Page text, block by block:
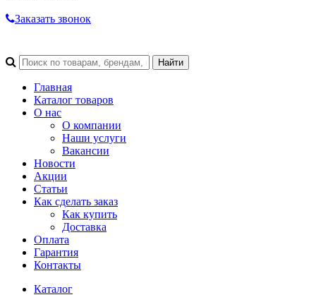
Заказать звонок
Главная
Каталог товаров
О нас
О компании
Наши услуги
Вакансии
Новости
Акции
Статьи
Как сделать заказ
Как купить
Доставка
Оплата
Гарантия
Контакты
Каталог